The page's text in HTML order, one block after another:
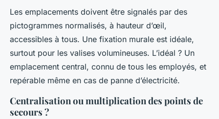
Les emplacements doivent être signalés par des
pictogrammes normalisés, à hauteur d’œil,
accessibles à tous. Une fixation murale est idéale,
surtout pour les valises volumineuses. L’idéal ? Un
emplacement central, connu de tous les employés, et
repérable même en cas de panne d’électricité.
Centralisation ou multiplication des points de
secours ?